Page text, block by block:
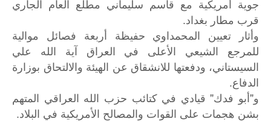
جوية أمريكية مع قاسم سليماني مطلع العام الجاري
قرب مطار بغداد.
وأثار تعيين المحمداوي حفيظة أربعة فصائل موالية
للمرجع الشيعي الأعلى في العراق آية الله علي
السيستاني، ودفعتها للانشقاق عن الهيئة والالتحاق بوزارة
الدفاع.
و"أبو فدك" قيادي في كتائب حزب الله العراقي المتهم
بشن هجمات على القوات والمصالح الأمريكية في البلاد.